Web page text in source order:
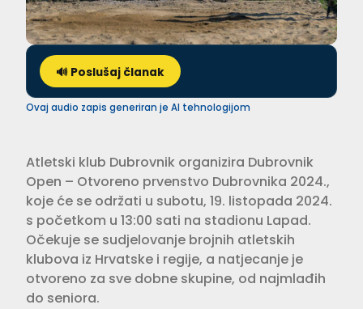
🔊 Poslušaj članak
Ovaj audio zapis generiran je AI tehnologijom
Atletski klub Dubrovnik organizira Dubrovnik
Open – Otvoreno prvenstvo Dubrovnika 2024.,
koje će se održati u subotu, 19. listopada 2024.
s početkom u 13:00 sati na stadionu Lapad.
Očekuje se sudjelovanje brojnih atletskih
klubova iz Hrvatske i regije, a natjecanje je
otvoreno za sve dobne skupine, od najmlađih
do seniora.